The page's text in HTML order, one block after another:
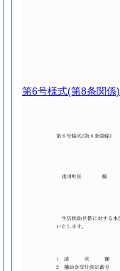
第6号様式(第8条関係)